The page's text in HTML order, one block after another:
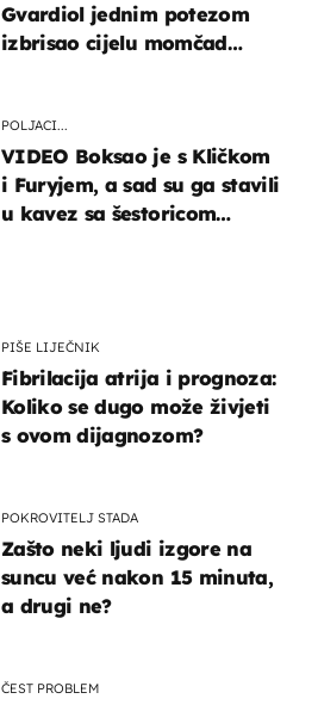
PIŠE LIJEČNIK
Fibrilacija atrija i prognoza:
Koliko se dugo može živjeti
s ovom dijagnozom?
POKROVITELJ STADA
Zašto neki ljudi izgore na
suncu već nakon 15 minuta,
a drugi ne?
ČEST PROBLEM
Gvardiol jednim potezom
izbrisao cijelu momčad
POLJACI...
VIDEO Boksao je s Kličkom
i Furyjem, a sad su ga stavili
u kavez sa šestoricom